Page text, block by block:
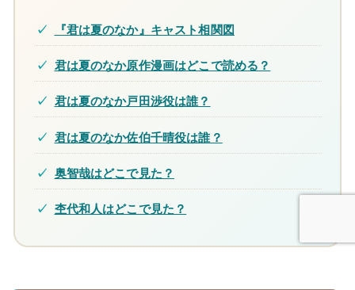
『君は夏のなか』キャスト相関図
君は夏のなか原作漫画はどこで読める？
君は夏のなか戸田渉役は誰？
君は夏のなか佐伯千晴役は誰？
奥智哉はどこで見た？
杢代和人はどこで見た？